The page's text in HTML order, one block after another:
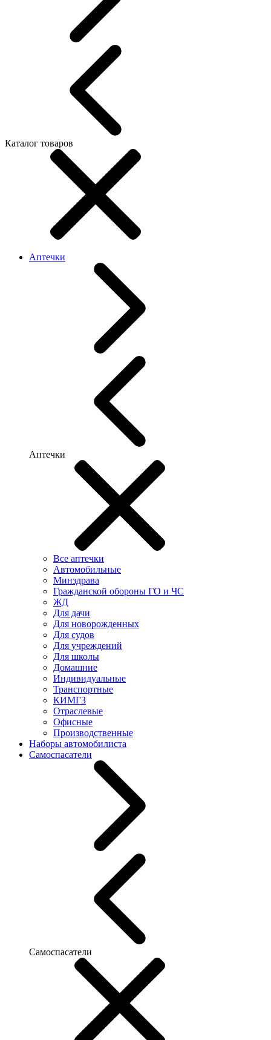
Каталог товаров
Аптечки
Аптечки
Все аптечки
Автомобильные
Минздрава
Гражданской обороны ГО и ЧС
ЖД
Для дачи
Для новорожденных
Для судов
Для учреждений
Для школы
Домашние
Индивидуальные
Транспортные
КИМГЗ
Отраслевые
Офисные
Производственные
Наборы автомобилиста
Самоспасатели
Самоспасатели